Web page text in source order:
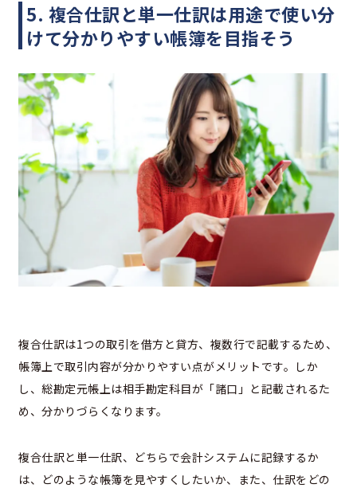
5. 複合仕訳と単一仕訳は用途で使い分
けて分かりやすい帳簿を目指そう
複合仕訳は1つの取引を借方と貸方、複数行で記載するため、
帳簿上で取引内容が分かりやすい点がメリットです。しか
し、総勘定元帳上は相手勘定科目が「諸口」と記載されるた
め、分かりづらくなります。
複合仕訳と単一仕訳、どちらで会計システムに記録するか
は、どのような帳簿を見やすくしたいか、また、仕訳をどの